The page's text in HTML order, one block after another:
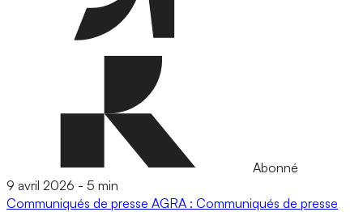
Abonné
9 avril 2026 - 5 min
Communiqués de presse AGRA : Communiqués de presse